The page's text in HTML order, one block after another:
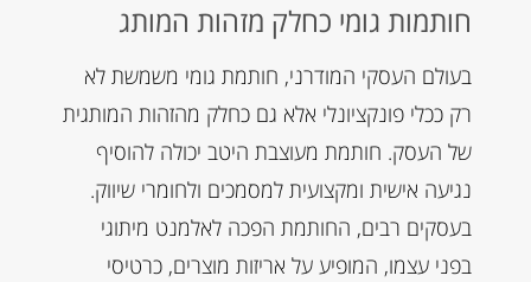
חותמות גומי כחלק מזהות המותג
בעולם העסקי המודרני, חותמת גומי משמשת לא
רק ככלי פונקציונלי אלא גם כחלק מהזהות המותגית
של העסק. חותמת מעוצבת היטב יכולה להוסיף
נגיעה אישית ומקצועית למסמכים ולחומרי שיווק.
בעסקים רבים, החותמת הפכה לאלמנט מיתוגי
בפני עצמו, המופיע על אריזות מוצרים, כרטיסי